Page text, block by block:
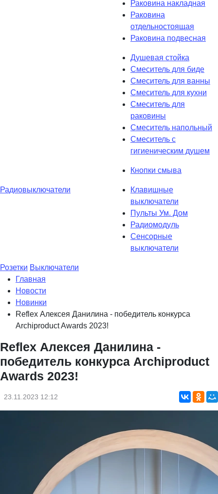
Раковина накладная
Раковина
отдельностоящая
Раковина подвесная
Душевая стойка
Смеситель для биде
Смеситель для ванны
Смеситель для кухни
Смеситель для
раковины
Смеситель напольный
Смеситель с
гигиеническим душем
Кнопки смыва
Радиовыключатели
Клавишные
выключатели
Пульты Ум. Дом
Радиомодуль
Сенсорные
выключатели
Розетки Выключатели
Главная
Новости
Новинки
Refleх Алексея Данилина - победитель конкурса
Archiproduct Awards 2023!
Refleх Алексея Данилина -
победитель конкурса Archiproduct
Awards 2023!
23.11.2023 12:12